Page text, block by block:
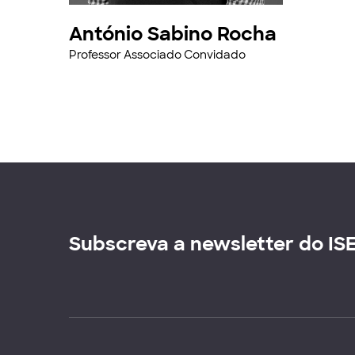
António Sabino Rocha
Professor Associado Convidado
Subscreva a newsletter do